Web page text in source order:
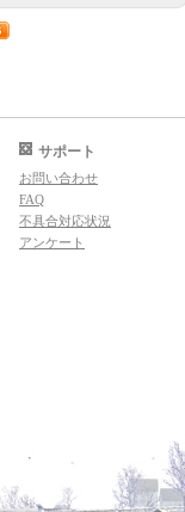
サポート
お問い合わせ
FAQ
不具合対応状況
アンケート